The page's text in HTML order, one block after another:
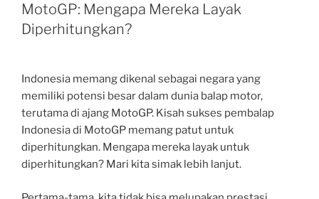
MotoGP: Mengapa Mereka Layak
Diperhitungkan?
Indonesia memang dikenal sebagai negara yang
memiliki potensi besar dalam dunia balap motor,
terutama di ajang MotoGP. Kisah sukses pembalap
Indonesia di MotoGP memang patut untuk
diperhitungkan. Mengapa mereka layak untuk
diperhitungkan? Mari kita simak lebih lanjut.